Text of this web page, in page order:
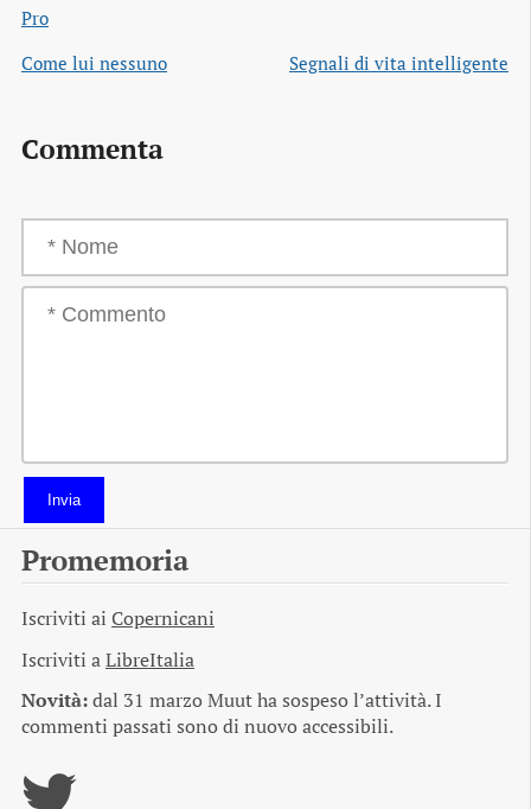
Pro
Come lui nessuno
Segnali di vita intelligente
Commenta
Invia
Promemoria
Iscriviti ai Copernicani
Iscriviti aLibreItalia
Novità:dal 31 marzo Muut ha sospeso l’attività. I
commenti passati sono di nuovo accessibili.